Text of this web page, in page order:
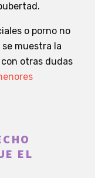
o porno no
muestra la
otras dudas
EL